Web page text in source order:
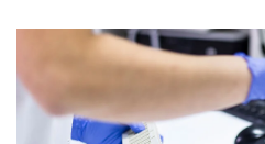
Schwerpunkte